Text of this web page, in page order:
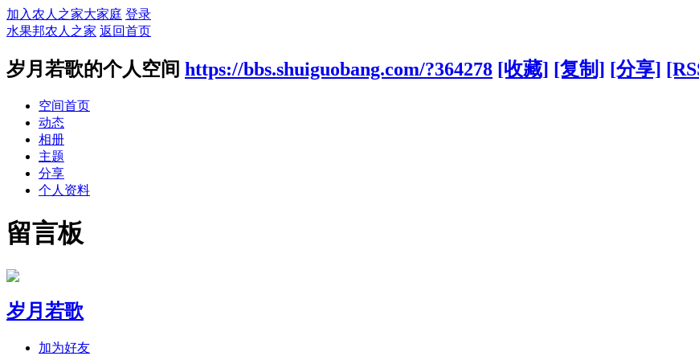
加入农人之家大家庭 登录
水果邦农人之家 返回首页
岁月若歌的个人空间 https://bbs.shuiguobang.com/?364278 [收藏] [复制] [分享]
空间首页
动态
相册
主题
分享
个人资料
留言板
岁月若歌
加为好友